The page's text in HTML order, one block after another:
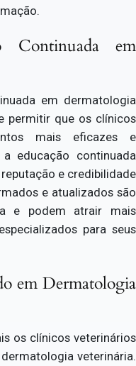
Continuada em
em dermatologia
permitir que os clínicos
mais eficazes e
educação continuada
e credibilidade
e atualizados são
e podem atrair mais
para seus
em Dermatologia
os clínicos veterinários
veterinária.